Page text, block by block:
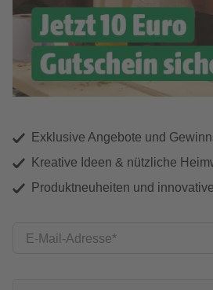
Exklusive Angebote und
Kreative Ideen & nützliche
Produktneuheiten und
E-Mail-Adresse